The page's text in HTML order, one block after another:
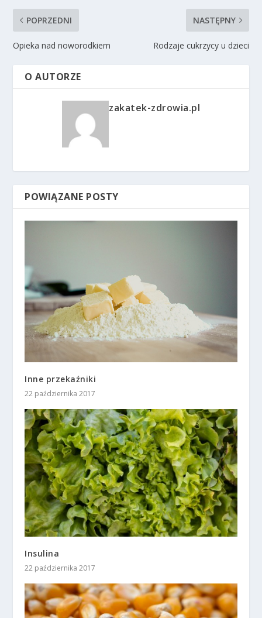
POPRZEDNI
Opieka nad noworodkiem
NASTĘPNY
Rodzaje cukrzycy u dzieci
O AUTORZE
zakatek-zdrowia.pl
POWIĄZANE POSTY
Inne przekaźniki
22 października 2017
Insulina
22 października 2017